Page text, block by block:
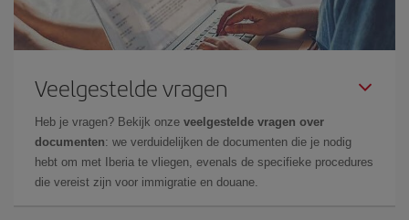
Veelgestelde vragen
Heb je vragen? Bekijk onze veelgestelde vragen over
documenten: we verduidelijken de documenten die je nodig
hebt om met Iberia te vliegen, evenals de specifieke procedures
die vereist zijn voor immigratie en douane.